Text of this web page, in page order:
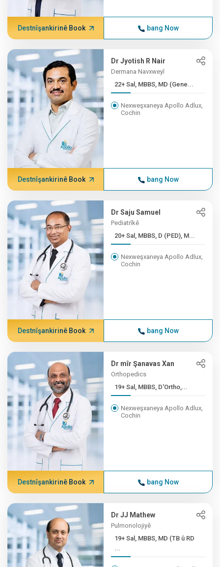
Destnîşankirinê Book bang Now
Dr Jyotish R Nair
Dermana Navxweyî
22+ Sal, MBBS, MD (Gene...
Nexweşxaneya Apollo Adlux,
Cochin
Destnîşankirinê Book bang Now
Dr Saju Samuel
Pediatrîkê
20+ Sal, MBBS, D (PED), M...
Nexweşxaneya Apollo Adlux,
Cochin
Destnîşankirinê Book bang Now
Dr mîr Şanavas Xan
Orthopedics
19+ Sal, MBBS, D'Ortho,...
Nexweşxaneya Apollo Adlux,
Cochin
Destnîşankirinê Book bang Now
Dr JJ Mathew
Pulmonolojiyê
19+ Sal, MBBS, MD (TB û RD
...